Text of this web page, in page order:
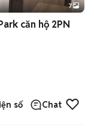
+2
7
căn hộ 2PN
số Chat